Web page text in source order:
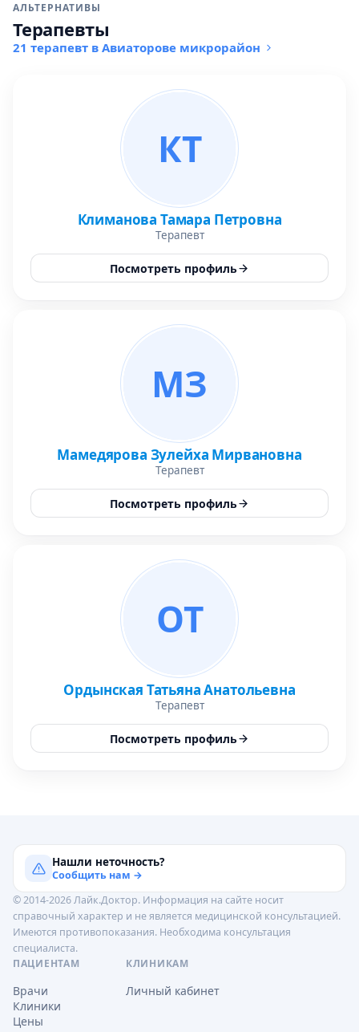
АЛЬТЕРНАТИВЫ
Терапевты
21 терапевт в Авиаторове микрорайон
КТ
Климанова Тамара Петровна
Терапевт
Посмотреть профиль
МЗ
Мамедярова Зулейха Мирвановна
Терапевт
Посмотреть профиль
ОТ
Ордынская Татьяна Анатольевна
Терапевт
Посмотреть профиль
Нашли неточность?
Сообщить нам →
© 2014-2026 Лайк.Доктор. Информация на сайте носит
справочный характер и не является медицинской консультацией.
Имеются противопоказания. Необходима консультация
специалиста.
ПАЦИЕНТАМ
Врачи
Клиники
Цены
КЛИНИКАМ
Личный кабинет